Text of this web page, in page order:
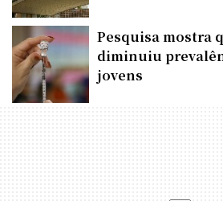
Pesquisa mostra
diminuiu
jovens